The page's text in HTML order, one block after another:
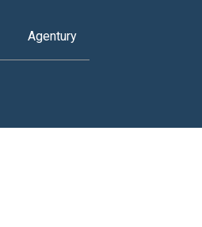
Agentury